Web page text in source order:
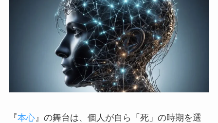
『本心』の舞台は、個人が自ら「死」の時期を選